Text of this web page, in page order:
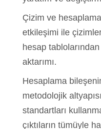
Çizim ve
etkileşimi ile
hesap
aktarımı.
Hesaplama
metodolojik
standartları
çıktıların tümüyle